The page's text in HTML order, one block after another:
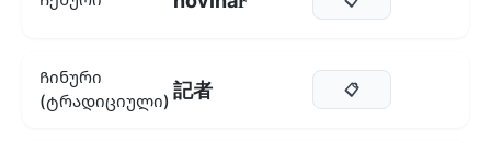
Ჩინური
(ტრადიციული) 記者 📋